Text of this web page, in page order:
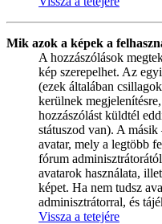
Mik azok a képek a
A hozzászólások
kép szerepelhet. Az
(ezek általában
kerülnek
hozzászólást küldtél
státuszod van). A
avatar, mely a legtöbb
fórum
avatarok használata,
képet. Ha nem tudsz
adminisztrátorral, és
Vissza a tetejére